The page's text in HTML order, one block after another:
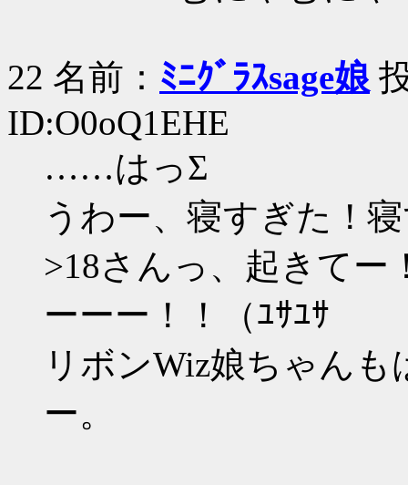
22 名前： ﾐﾆｸﾞﾗｽsage娘
ID:O0oQ1EHE
……はっΣ
うわー、寝すぎた！
>18さんっ、起きて
ーーー！！（ﾕｻﾕｻ
リボンWiz娘ちゃん
ー。